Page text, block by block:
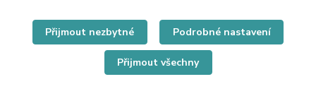
Přijmout nezbytné Podrobné nastavení
Přijmout všechny